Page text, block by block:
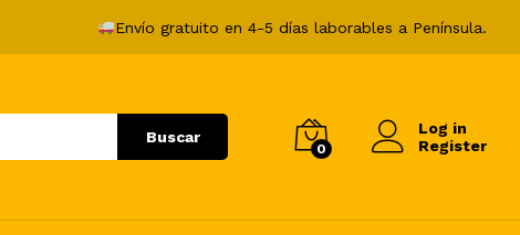
Envío gratuito en 4-5 días laborables a Península.
Buscar
0
Log in
Register
48,99€ Añadir al carrito